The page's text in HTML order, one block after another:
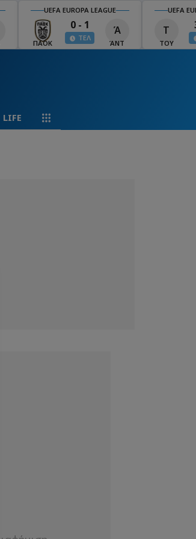
UEFA EUROPA LEAGUE
ΠΑΟΚ
0 - 1
ΤΕΛ
Ά
ΆΝΤ
UEFA
Τ
ΤΟΥ
LIFE